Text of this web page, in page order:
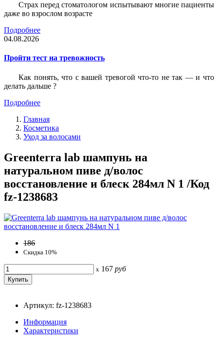
Страх перед стоматологом испытывают многие пациенты
даже во взрослом возрасте
Подробнее
04.08.2026
Пройти тест на тревожность
Как понять, что с вашей тревогой что-то не так — и что
делать дальше ?
Подробнее
Главная
Косметика
Уход за волосами
Greenterra lab шампунь на
натуральном пиве д/волос
восстановление и блеск 284мл N 1 /Код
fz-1238683
186
Скидка 10%
x 167 руб
Артикул: fz-1238683
Информация
Характеристики